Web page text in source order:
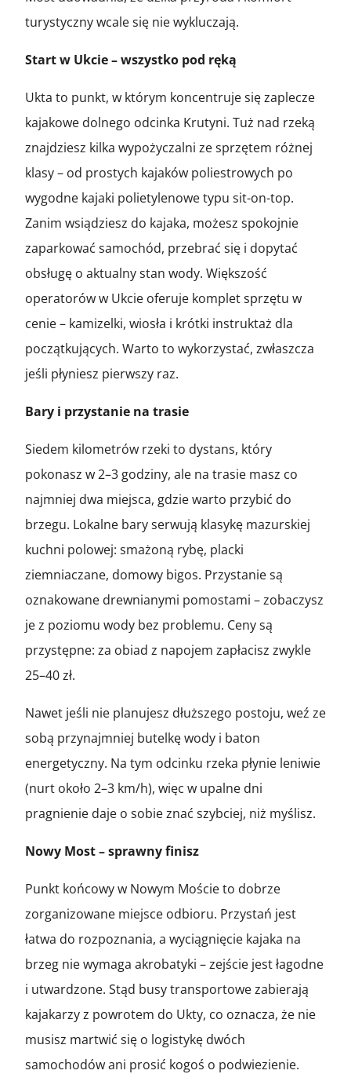
turystyczny wcale się nie wykluczają.
Start w Ukcie – wszystko pod ręką
Ukta to punkt, w którym koncentruje się zaplecze
kajakowe dolnego odcinka Krutyni. Tuż nad rzeką
znajdziesz kilka wypożyczalni ze sprzętem różnej
klasy – od prostych kajaków poliestrowych po
wygodne kajaki polietylenowe typu sit-on-top.
Zanim wsiądziesz do kajaka, możesz spokojnie
zaparkować samochód, przebrać się i dopytać
obsługę o aktualny stan wody. Większość
operatorów w Ukcie oferuje komplet sprzętu w
cenie – kamizelki, wiosła i krótki instruktaż dla
początkujących. Warto to wykorzystać, zwłaszcza
jeśli płyniesz pierwszy raz.
Bary i przystanie na trasie
Siedem kilometrów rzeki to dystans, który
pokonasz w 2–3 godziny, ale na trasie masz co
najmniej dwa miejsca, gdzie warto przybić do
brzegu. Lokalne bary serwują klasykę mazurskiej
kuchni polowej: smażoną rybę, placki
ziemniaczane, domowy bigos. Przystanie są
oznakowane drewnianymi pomostami – zobaczysz
je z poziomu wody bez problemu. Ceny są
przystępne: za obiad z napojem zapłacisz zwykle
25–40 zł.
Nawet jeśli nie planujesz dłuższego postoju, weź ze
sobą przynajmniej butelkę wody i baton
energetyczny. Na tym odcinku rzeka płynie leniwie
(nurt około 2–3 km/h), więc w upalne dni
pragnienie daje o sobie znać szybciej, niż myślisz.
Nowy Most – sprawny finisz
Punkt końcowy w Nowym Moście to dobrze
zorganizowane miejsce odbioru. Przystań jest
łatwa do rozpoznania, a wyciągnięcie kajaka na
brzeg nie wymaga akrobatyki – zejście jest łagodne
i utwardzone. Stąd busy transportowe zabierają
kajakarzy z powrotem do Ukty, co oznacza, że nie
musisz martwić się o logistykę dwóch
samochodów ani prosić kogoś o podwiezienie.